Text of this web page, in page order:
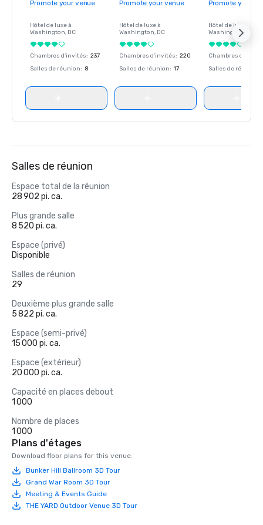
Promote your venue
Hôtel de luxe à
Washington, DC
Chambres d'invités: 237
Salles de réunion: 8
Promote your venue
Hôtel de luxe à
Washington, DC
Chambres d'invités: 220
Salles de réunion: 17
Promote your
Hôtel de luxe à
Washington
Chambres
Salles de réunion
Salles de réunion
Espace total de la réunion
28 902 pi. ca.
Plus grande salle
8 520 pi. ca.
Espace (privé)
Disponible
Salles de réunion
29
Deuxième plus grande salle
5 822 pi. ca.
Espace (semi-privé)
15 000 pi. ca.
Espace (extérieur)
20 000 pi. ca.
Capacité en places debout
1 000
Nombre de places
1 000
Plans d'étages
Download floor plans for this venue.
Bunker Hill Ballroom 3D Tour
Grand War Room 3D Tour
Meeting & Events Guide
THE YARD Outdoor Venue 3D Tour